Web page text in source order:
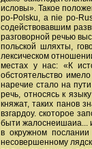
исловы». Такое
po-Polsku, a nie po-
содействовавшим
разговорной речью
польской шляхты,
лексическом
местах у нас: «К
обстоятельство
наречие стало на
речь, относясь к
княжат, таких панов
взгардоу. скоторое
быти жалоснеишаиа...
в окружном
несовершенному